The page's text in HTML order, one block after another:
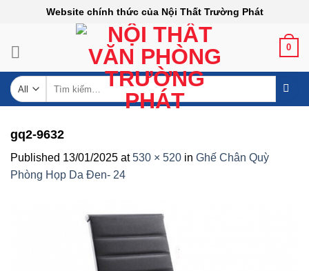
Website chính thức của Nội Thất Trường Phát
0
kiếm:
gq2-9632
Published 13/01/2025 at530 × 520 in Ghế Chân Quỳ
Phòng Họp Da Đen- 24